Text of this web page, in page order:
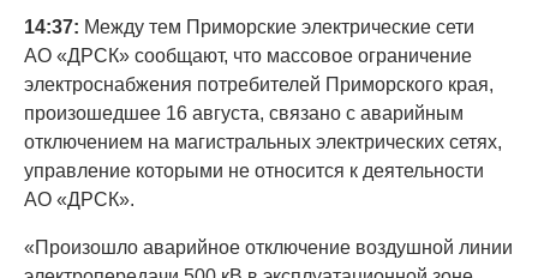
14:37: Между тем Приморские электрические сети
АО «ДРСК» сообщают, что массовое ограничение
электроснабжения потребителей Приморского края,
произошедшее 16 августа, связано с аварийным
отключением на магистральных электрических сетях,
управление которыми не относится к деятельности
АО «ДРСК».
«Произошло аварийное отключение воздушной линии